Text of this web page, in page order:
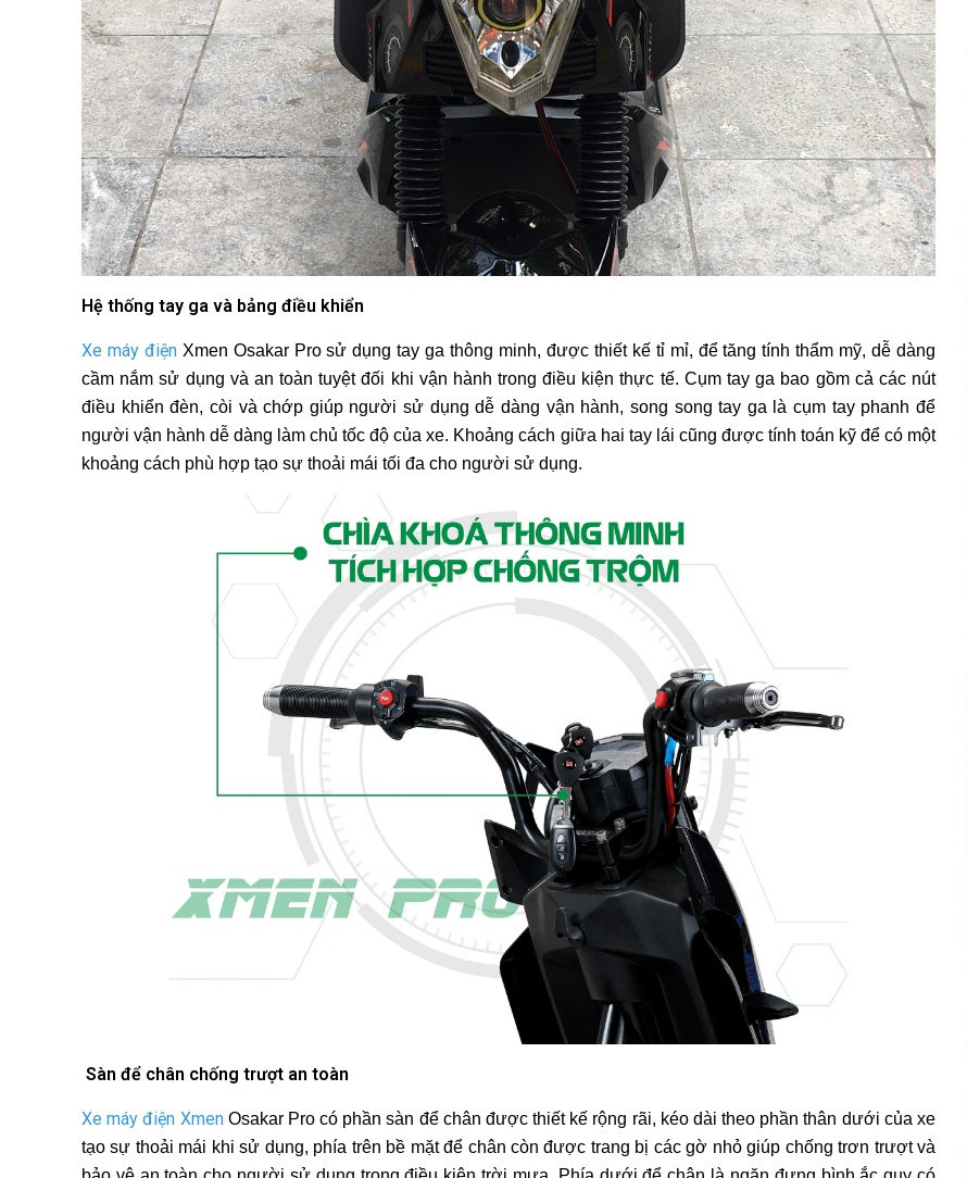
Hệ thống tay ga và bảng điều khiển
Xe máy điệnXmen Osakar Pro sử dụng tay ga thông minh, được thiết kế tỉ mỉ, để tăng tính thẩm mỹ, dễ dàng
cầm nắm sử dụng và an toàn tuyệt đối khi vận hành trong điều kiện thực tế. Cụm tay ga bao gồm cả các nút
điều khiển đèn, còi và chớp giúp người sử dụng dễ dàng vận hành, song song tay ga là cụm tay phanh để
người vận hành dễ dàng làm chủ tốc độ của xe. Khoảng cách giữa hai tay lái cũng được tính toán kỹ để có một
khoảng cách phù hợp tạo sự thoải mái tối đa cho người sử dụng.
Sàn để chân chống trượt an toàn
Xe máy điện XmenOsakar Pro có phần sàn để chân được thiết kế rộng rãi, kéo dài theo phần thân dưới của xe
tạo sự thoải mái khi sử dụng, phía trên bề mặt để chân còn được trang bị các gờ nhỏ giúp chống trơn trượt và